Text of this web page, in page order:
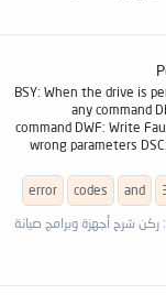
BSY: When the drive is
any command
command DWF: Write
wrong parameters
and
codes
error
ركن شرح أجهزة وبرامج صيانة